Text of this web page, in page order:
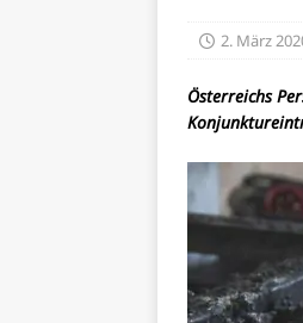
2. März
Österreichs